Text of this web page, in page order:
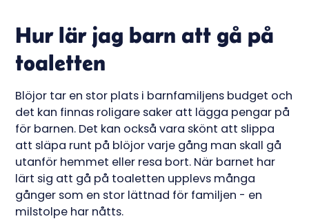
Hur lär jag barn att gå på
toaletten
Blöjor tar en stor plats i barnfamiljens budget och
det kan finnas roligare saker att lägga pengar på
för barnen. Det kan också vara skönt att slippa
att släpa runt på blöjor varje gång man skall gå
utanför hemmet eller resa bort. När barnet har
lärt sig att gå på toaletten upplevs många
gånger som en stor lättnad för familjen - en
milstolpe har nåtts.